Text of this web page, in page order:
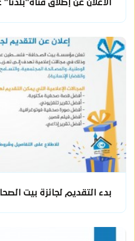
الاعلان عن إطلاق
بدء التقديم لجائزة بيت